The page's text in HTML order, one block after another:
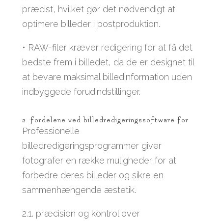
præcist, hvilket gør det nødvendigt at
optimere billeder i postproduktion.
• RAW-filer kræver redigering for at få det
bedste frem i billedet, da de er designet til
at bevare maksimal billedinformation uden
indbyggede forudindstillinger.
2. fordelene ved billedredigeringssoftware for
Professionelle
billedredigeringsprogrammer giver
fotografer en række muligheder for at
forbedre deres billeder og sikre en
sammenhængende æstetik.
2.1. præcision og kontrol over